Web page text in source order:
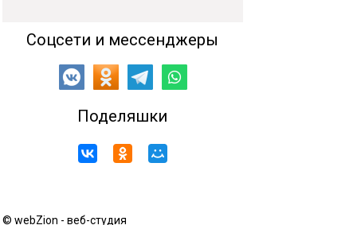
Соцсети и мессенджеры
Поделяшки
© webZion - веб-студия